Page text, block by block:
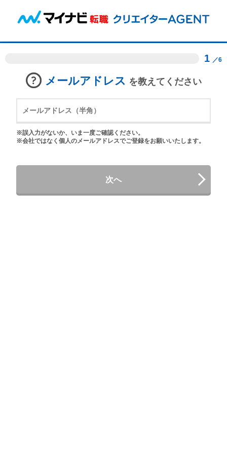
1 ／6
メールアドレス を教えてください
※誤入力がないか、いま一度ご確認ください。
※会社ではなく個人のメールアドレスでご登録をお願いいたします。
次へ